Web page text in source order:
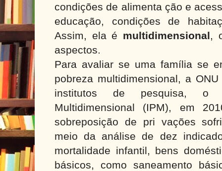
condições de alimenta ção e
educação, condições de
Assim, ela é multidimensional,
aspectos.
Para avaliar se uma família se
pobreza multidimensional, a
institutos de pesquisa, o
Multidimensional (IPM), em
sobreposição de pri vações
meio da análise de dez
mortalidade infantil, bens
básicos, como saneamento